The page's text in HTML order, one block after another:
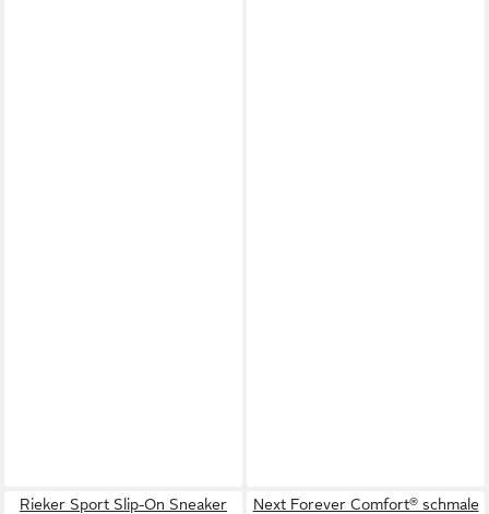
Rieker Sport Slip-On Sneaker
Next Forever Comfort® schmale